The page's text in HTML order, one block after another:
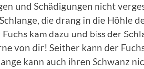
und Schädigungen nicht
die drang in die Höhle
kam dazu und biss der
von dir! Seither kann der
kann auch ihren Schwanz